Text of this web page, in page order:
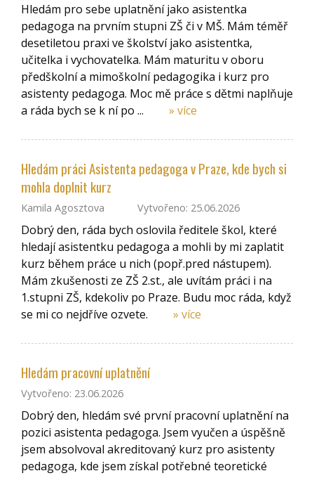
Hledám pro sebe uplatnění jako asistentka
pedagoga na prvním stupni ZŠ či v MŠ. Mám téměř
desetiletou praxi ve školství jako asistentka,
učitelka i vychovatelka. Mám maturitu v oboru
předškolní a mimoškolní pedagogika i kurz pro
asistenty pedagoga. Moc mě práce s dětmi naplňuje
a ráda bych se k ní po ...
» více
Hledám práci Asistenta pedagoga v Praze, kde bych si
mohla doplnit kurz
Kamila Agosztova Vytvořeno: 25.06.2026
Dobrý den, ráda bych oslovila ředitele škol, které
hledají asistentku pedagoga a mohli by mi zaplatit
kurz během práce u nich (popř.pred nástupem).
Mám zkušenosti ze ZŠ 2.st., ale uvítám práci i na
1.stupni ZŠ, kdekoliv po Praze. Budu moc ráda, když
se mi co nejdříve ozvete.
» více
Hledám pracovní uplatnění
Vytvořeno: 23.06.2026
Dobrý den, hledám své první pracovní uplatnění na
pozici asistenta pedagoga. Jsem vyučen a úspěšně
jsem absolvoval akreditovaný kurz pro asistenty
pedagoga, kde jsem získal potřebné teoretické